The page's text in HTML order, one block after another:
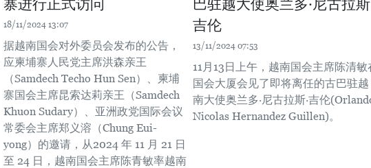
寨进行正式访问
18/11/2024 13:07
据越南国会对外委员会发布的公告，
应柬埔寨人民党主席洪森亲王
（Samdech Techo Hun Sen）、柬埔
寨国会主席昆索达莉亲王（Samdech
Khuon Sudary）、亚洲政党国际会议
常委会主席郑义溶（Chung Eui-
yong）的邀请，从2024 年 11 月 21 日
至 24 日，越南国会主席陈青敏率越南
巴驻越大使奥兰多·尼古拉斯
吉伦
13/11/2024 07:53
11月13日上午，越南国会主席陈清敏
国会大厦会见了即将离任的古巴驻越
南大使奥兰多·尼古拉斯·吉伦
Nicolas Hernandez Guillen)。